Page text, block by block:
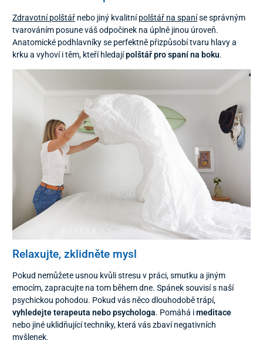
Zdravotní polštář nebo jiný kvalitnípolštář na spaníse správným
tvarováním posune váš odpočinek na úplně jinou úroveň.
Anatomické podhlavníky se perfektně přizpůsobí tvaru hlavy a
krku a vyhoví i těm, kteří hledajípolštář pro spaní na boku.
Relaxujte, zklidněte mysl
Pokud nemůžete usnou kvůli stresu v práci, smutku a jiným
emocím, zapracujte na tom během dne. Spánek souvisí s naší
psychickou pohodou. Pokud vás něco dlouhodobě trápí,
vyhledejte terapeuta nebo psychologa. Pomáhá imeditace
nebo jiné uklidňující techniky, která vás zbaví negativních
myšlenek.